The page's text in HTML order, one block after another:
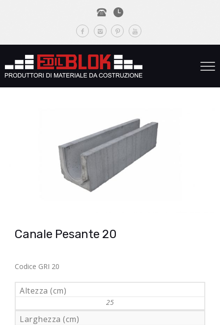
Canale Pesante 20
Codice GRI 20
Altezza (cm)
25
Larghezza (cm)